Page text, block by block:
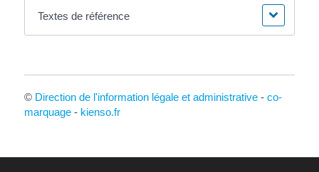
Textes de référence
© Direction de l'information légale et administrative- co-
marquage- kienso.fr